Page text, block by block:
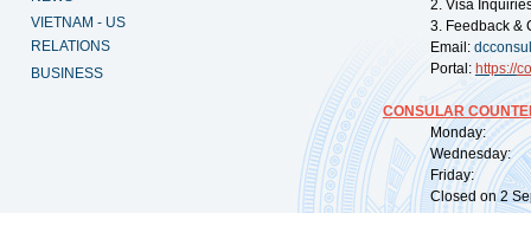
VIETNAM - US
RELATIONS
BUSINESS
2. Visa
3. Feedback &
Email:
Portal: https://
CONSULAR
Monday:
Wednesday:
Friday:
Closed on 2